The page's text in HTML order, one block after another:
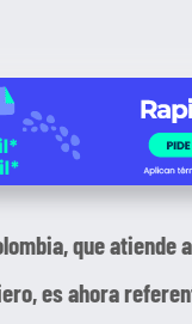
que atiende a
es ahora